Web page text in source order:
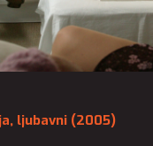
, ljubavni (2005)